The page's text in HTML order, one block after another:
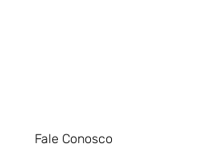
Fale Conosco